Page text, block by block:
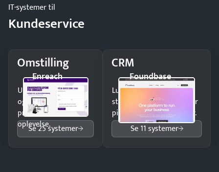
IT-systemer til
Kundeservice
Omstilling
Enreach
Undgå tabte opkald
og giv kunderne en
professionel
oplevelse.
Se 25 systemer
CRM
Foundbase
Luk flere salg med et
struktureret overblik over
pipeline og opfølgninger.
Se 11 systemer